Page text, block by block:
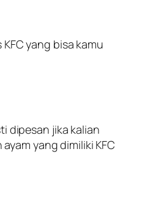
yang bisa kamu
dipesan jika kalian
yang dimiliki KFC